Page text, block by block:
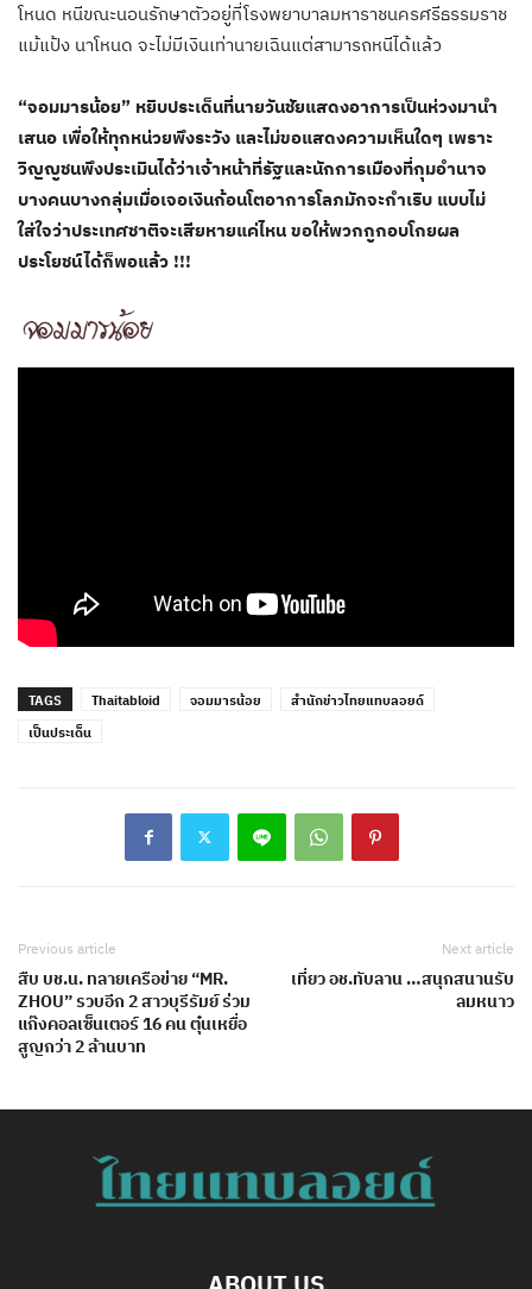
โหนด หนีขณะนอนรักษาตัวอยู่ที่โรงพยาบาลมหาราชนครศรีธรรมราช
แม้แป้ง นาโหนด จะไม่มีเงินเท่านายเฉินแต่สามารถหนีได้แล้ว
“จอมมารน้อย” หยิบประเด็นที่นายวันชัยแสดงอาการเป็นห่วงมานำ
เสนอ เพื่อให้ทุกหน่วยพึงระวัง และไม่ขอแสดงความเห็นใดๆ เพราะ
วิญญูชนพึงประเมินได้ว่าเจ้าหน้าที่รัฐและนักการเมืองที่กุมอำนาจ
บางคนบางกลุ่มเมื่อเจอเงินก้อนโตอาการโลภมักจะกำเริบ แบบไม่
ใส่ใจว่าประเทศชาติจะเสียหายแค่ไหน ขอให้พวกกูกอบโกยผล
ประโยชน์ได้ก็พอแล้ว​ !!!
TAGS Thaitabloid จอมมารน้อย
สำนักข่าวไทยแทบลอยด์
เป็นประเด็น
Previous article
สืบ บช.น. ทลายเครือข่าย “MR.
ZHOU” รวบอีก 2 สาวบุรีรัมย์ ร่วม
แก๊งคอลเซ็นเตอร์ 16 คน ตุ๋นเหยื่อ
สูญกว่า 2 ล้านบาท
Next article
เที่ยว อช.ทับลาน …สนุกสนานรับ
ลมหนาว